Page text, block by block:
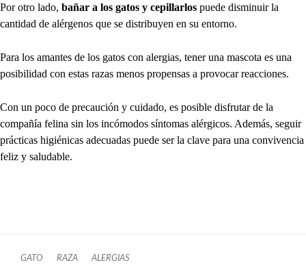
Por otro lado, bañar a los gatos y cepillarlos puede disminuir la
cantidad de alérgenos que se distribuyen en su entorno.
Para los amantes de los gatos con alergias, tener una mascota es una
posibilidad con estas razas menos propensas a provocar reacciones.
Con un poco de precaución y cuidado, es posible disfrutar de la
compañía felina sin los incómodos síntomas alérgicos. Además, seguir
prácticas higiénicas adecuadas puede ser la clave para una convivencia
feliz y saludable.
GATO RAZA ALERGIAS